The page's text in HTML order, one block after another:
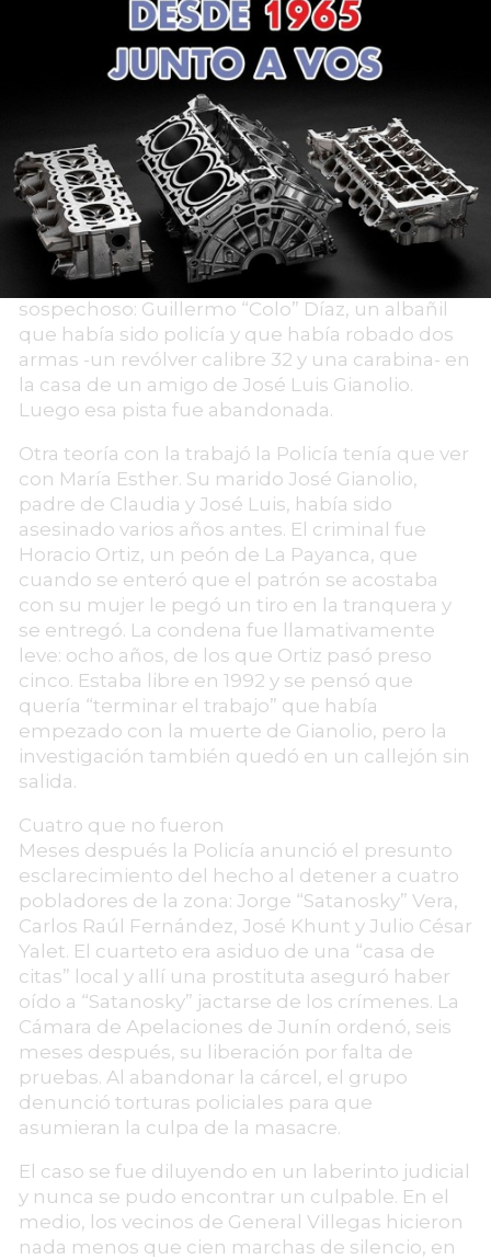
de General Villegas)
Callejones sin salida
Luego de descubiertos los cuerpos, había
llegado el momento de tejer nuevas hipótesis.
Primero se habló del robo de un crédito de 50
mil dólares que había cobrado la familia, o que
el campo tenía una pista de aterrizaje usada
por narcotraficantes. Los gatos muertos
atravesados hicieron pensar hasta en un ritual
satánico, pero nada se pudo probar.
A los pocos días se detuvo al primer
sospechoso: Guillermo “Colo” Díaz, un albañil
que había sido policía y que había robado dos
armas -un revólver calibre 32 y una carabina- en
la casa de un amigo de José Luis Gianolio.
Luego esa pista fue abandonada.
Otra teoría con la trabajó la Policía tenía que ver
con María Esther. Su marido José Gianolio,
padre de Claudia y José Luis, había sido
asesinado varios años antes. El criminal fue
Horacio Ortiz, un peón de La Payanca, que
cuando se enteró que el patrón se acostaba
con su mujer le pegó un tiro en la tranquera y
se entregó. La condena fue llamativamente
leve: ocho años, de los que Ortiz pasó preso
cinco. Estaba libre en 1992 y se pensó que
quería “terminar el trabajo” que había
empezado con la muerte de Gianolio, pero la
investigación también quedó en un callejón sin
salida.
Cuatro que no fueron
Meses después la Policía anunció el presunto
esclarecimiento del hecho al detener a cuatro
pobladores de la zona: Jorge “Satanosky” Vera,
Carlos Raúl Fernández, José Khunt y Julio César
Yalet. El cuarteto era asiduo de una “casa de
citas” local y allí una prostituta aseguró haber
oído a “Satanosky” jactarse de los crímenes. La
Cámara de Apelaciones de Junín ordenó, seis
meses después, su liberación por falta de
pruebas. Al abandonar la cárcel, el grupo
denunció torturas policiales para que
asumieran la culpa de la masacre.
El caso se fue diluyendo en un laberinto judicial
y nunca se pudo encontrar un culpable. En el
medio, los vecinos de General Villegas hicieron
nada menos que cien marchas de silencio, en